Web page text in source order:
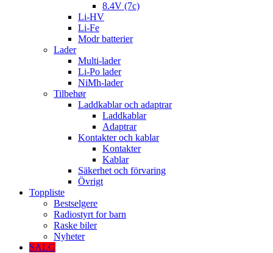
8.4V (7c)
Li-HV
Li-Fe
Modr batterier
Lader
Multi-lader
Li-Po lader
NiMh-lader
Tilbehør
Laddkablar och adaptrar
Laddkablar
Adaptrar
Kontakter och kablar
Kontakter
Kablar
Säkerhet och förvaring
Övrigt
Toppliste
Bestselgere
Radiostyrt for barn
Raske biler
Nyheter
SALG